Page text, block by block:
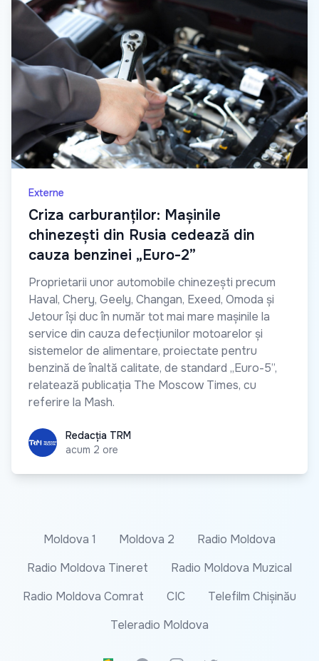
Externe
Criza carburanților: Mașinile
chinezești din Rusia cedează din
cauza benzinei „Euro-2”
Proprietarii unor automobile chinezești precum
Haval, Chery, Geely, Changan, Exeed, Omoda și
Jetour își duc în număr tot mai mare mașinile la
service din cauza defecțiunilor motoarelor și
sistemelor de alimentare, proiectate pentru
benzină de înaltă calitate, de standard „Euro-5”,
relatează publicația The Moscow Times, cu
referire la Mash.
Redacția TRM
Redacția TRM
acum 2 ore
Moldova 1 Moldova 2
Radio Moldova
Radio Moldova Tineret
Radio Moldova Muzical
Radio Moldova Comrat
CIC
Telefilm Chișinău
Teleradio Moldova